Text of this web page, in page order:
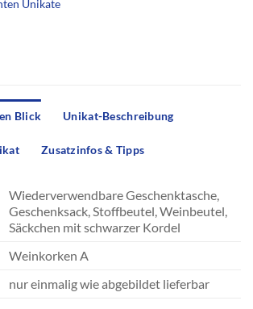
Unikate
Blick Unikat-Beschreibung
Zusatzinfos & Tipps
Wiederverwendbare Geschenktasche,
Geschenksack, Stoffbeutel, Weinbeutel,
Säckchen mit schwarzer Kordel
Weinkorken A
nur einmalig wie abgebildet lieferbar